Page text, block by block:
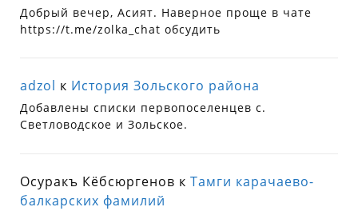
Добрый вечер, Асият. Наверное проще в чате
https://t.me/zolka_chat обсудить
adzol к История Зольского района
Добавлены списки первопоселенцев с.
Светловодское и Зольское.
Осуракъ Кёбсюргенов кТамги карачаево-
балкарских фамилий